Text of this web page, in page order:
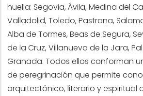
huella: Segovia, Ávila, Medina del
Valladolid, Toledo, Pastrana,
Alba de Tormes, Beas de Segura,
de la Cruz, Villanueva de la Jara,
Granada. Todos ellos conforman
de peregrinación que permite
arquitectónico, literario y espiritual